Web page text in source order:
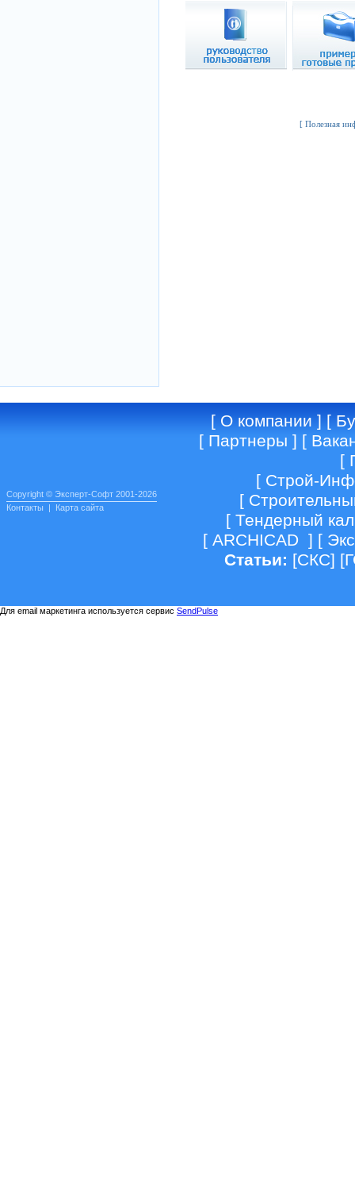
[ Полезная
Copyright © Эксперт-Софт 2001-2026
Контакты | Карта сайта
[О компании] [
[ Партнеры ] [
[
[ Строй-
[
[ Тендерный
[ ARCHICAD ] [
Статьи: [СКС] [
Для email маркетинга используется сервис SendPulse